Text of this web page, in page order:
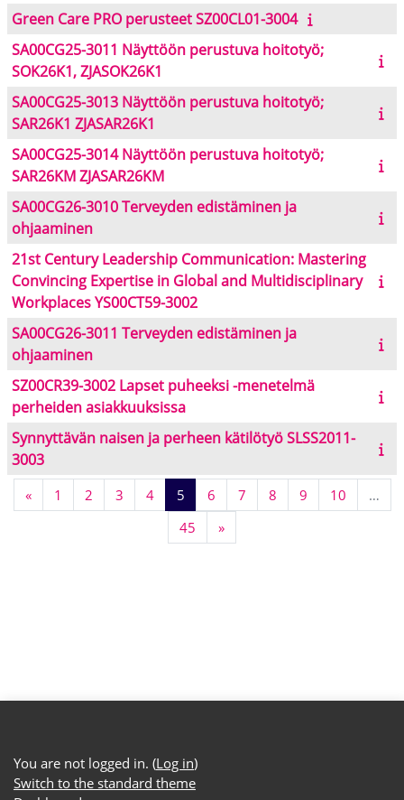
Green Care PRO perusteet SZ00CL01-3004
SA00CG25-3011 Näyttöön perustuva hoitotyö;
SOK26K1, ZJASOK26K1
SA00CG25-3013 Näyttöön perustuva hoitotyö;
SAR26K1 ZJASAR26K1
SA00CG25-3014 Näyttöön perustuva hoitotyö;
SAR26KM ZJASAR26KM
SA00CG26-3010 Terveyden edistäminen ja
ohjaaminen
21st Century Leadership Communication: Mastering
Convincing Expertise in Global and Multidisciplinary
Workplaces YS00CT59-3002
SA00CG26-3011 Terveyden edistäminen ja
ohjaaminen
SZ00CR39-3002 Lapset puheeksi -menetelmä
perheiden asiakkuuksissa
Synnyttävän naisen ja perheen kätilötyö SLSS2011-
3003
«Previous page
1 Page 1
2Page 2
3Page 3
4Page 4
5Page 5
6Page 6
7Page 7
8Page 8
9Page 9
10Page 10
…
45Page 45
»Next page
You are not logged in. (Log in)
Switch to the standard theme